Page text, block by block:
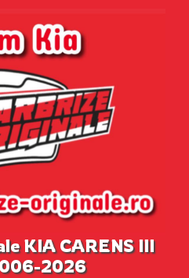
KIA CARENS III
2026